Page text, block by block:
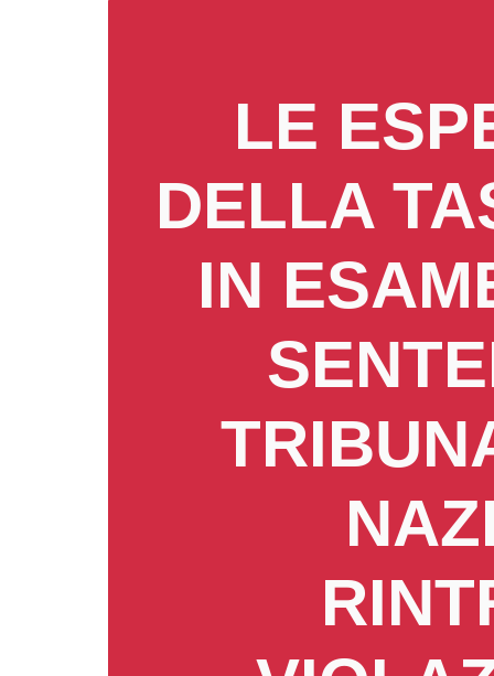
LE
DELLA
IN